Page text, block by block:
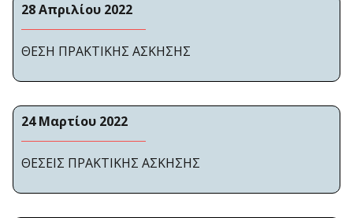
28 Απριλίου 2022
ΘΕΣΗ ΠΡΑΚΤΙΚΗΣ ΑΣΚΗΣΗΣ
24 Μαρτίου 2022
ΘΕΣΕΙΣ ΠΡΑΚΤΙΚΗΣ ΑΣΚΗΣΗΣ